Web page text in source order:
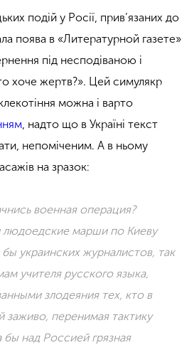
подій у Росії, прив’язаних до
поява в «Литературной газете»
під несподіваною і
хоче жертв?». Цей симулякр
можна і варто
, надто що в Україні текст
непоміченим. А в ньому
на зразок:
военная операция?
марши по Киеву
украинских журналистов, так
учителя русского языка,
злодеяния тех, кто в
перенимая тактику
бы над Россией грязная